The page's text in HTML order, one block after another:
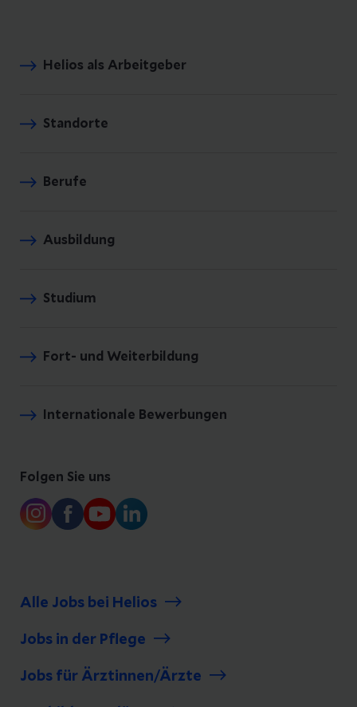
Helios als Arbeitgeber
Standorte
Berufe
Ausbildung
Studium
Fort- und Weiterbildung
Internationale Bewerbungen
Folgen Sie uns
Alle Jobs bei Helios
Jobs in der Pflege
Jobs für Ärztinnen/Ärzte